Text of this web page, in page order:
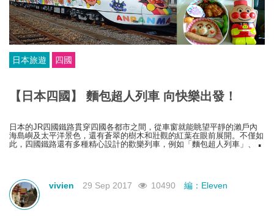
日本旅遊 四國
【日本四國】 麵包超人列車 向快樂出發！
日本的JR四國鐵路貫穿四國各都市之間，從車窗就能眺望平靜的瀨戶內
海島嶼及太平洋景色，還有蒼翠的樹木和壯觀的紅葉在眼前展開。不僅如
此，四國鐵路還有多種精心設計的歡樂列車，例如「麵包超人列車」、
vivien 29 Sep 2017 10490 編：Eleven